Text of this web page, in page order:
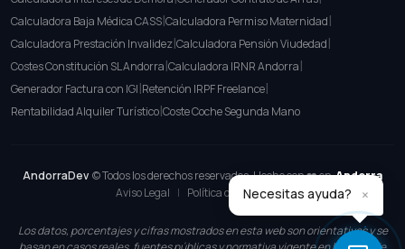
Calculadora Baja Médica CASS|Calculadora Permiso Maternidad|
Calculadora Prestación Invalidez|Calculadora Pensión Viudedad|
Costes Constitución SL Andorra|Calculadora IRNR Andorra|
Generador Factura con IGI|Retención IRPF Freelance|
Rentabilidad Alquiler Turístico|Coste Coche Segunda Mano
AndorraDev © Todos los derechos reservados. Hecho con ❤️ enAndorra
Aviso Legal | Política de Privacidad
Los datos, porcentajes y cifras mostrados en esta web son orientativos y se
Necesitas ayuda? ×